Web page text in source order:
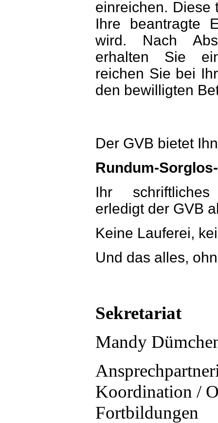
einreichen. Diese
Ihre beantragte
wird. Nach
erhalten Sie
reichen Sie bei
den bewilligten
Der GVB bietet
Rundum-
Ihr schriftliches
erledigt der GVB
Keine Lauferei,
Und das alles,
Sekretariat
Mandy
Koordination /
Fortbildungen